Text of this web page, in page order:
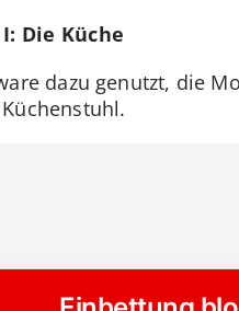
Die Küche
dazu genutzt, die